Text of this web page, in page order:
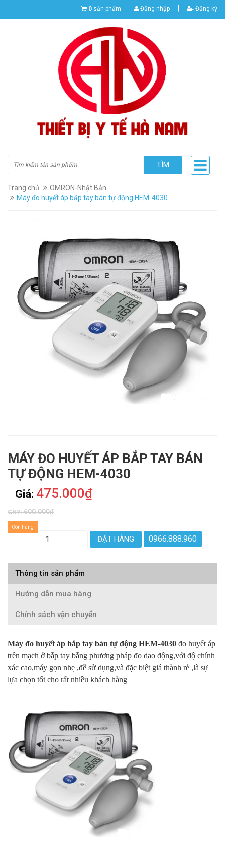
0 sản phẩm Đăng nhập | Đăng ký
TÌM
Trang chủ
OMRON-Nhật Bản
Máy đo huyết áp bắp tay bán tự động HEM-4030
MÁY ĐO HUYẾT ÁP BẮP TAY BÁN
TỰ ĐỘNG HEM-4030
Giá: 475.000₫
GNY:600.000₫
Còn hàng
ĐẶT HÀNG 0966.888.960
Thông tin sản phẩm
Hướng dẫn mua hàng
Chính sách vận chuyển
Máy đo huyết áp bắp tay bán tự động HEM-4030 đo huyết áp
trên mạch ở bắp tay bằng phương pháp đo dao động,với độ chính
xác cao,máy gọn nhẹ ,đễ sử dụng,và đặc biệt giá thành rẻ ,là sự
lựa chọn tốt cho rất nhiều khách hàng